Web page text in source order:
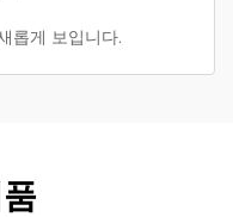
롭게 보입니다.